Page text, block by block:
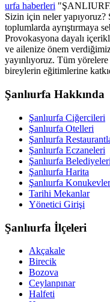
urfa haberleri
Sizin için neler yapıyoruz?
toplumlarda ayrıştırmaya
Provokasyona dayalı
ve ailenize önem
yayınlıyoruz. Tüm
bireylerin eğitimlerine
Şanlıurfa Hakkında
Şanlıurfa Ciğercileri
Şanlıurfa Otelleri
Şanlıurfa
Şanlıurfa Eczaneleri
Şanlıurfa Belediyeleri
Şanlıurfa Harita
Şanlıurfa
Tarihi Mekanlar
Yönetici Girişi
Şanlıurfa İlçeleri
Akçakale
Birecik
Bozova
Ceylanpınar
Halfeti